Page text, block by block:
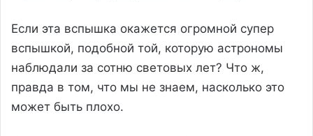
Если эта вспышка окажется огромной супер
вспышкой, подобной той, которую астрономы
наблюдали за сотню световых лет? Что ж,
правда в том, что мы не знаем, насколько это
может быть плохо.